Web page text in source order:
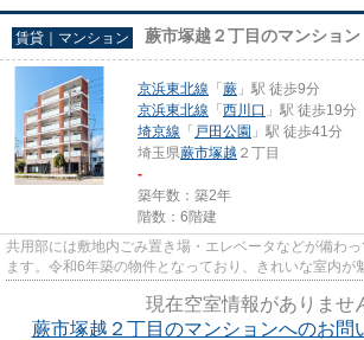
賃貸｜マンション 蕨市塚越２丁目のマンション
京浜東北線 「 蕨 」駅 徒歩9分
京浜東北線 「 西川口 」駅 徒歩19分
埼京線 「 戸田公園 」駅 徒歩41分
埼玉県蕨市塚越 ２丁目
-
築年数：築2年
階数：6階建
共用部には敷地内ごみ置き場・エレベータなどが備わ
ます。令和6年築の物件となっており、きれいな室内が
現在空室情報がありませ
蕨市塚越２丁目のマンションへのお問